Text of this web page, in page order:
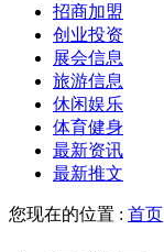
招商加盟
创业投资
展会信息
旅游信息
休闲娱乐
体育健身
最新资讯
最新推文
您现在的位置 : 首页